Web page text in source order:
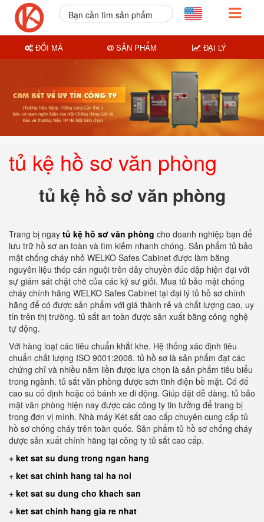
tủ kệ hồ sơ văn phòng
tủ kệ hồ sơ văn phòng
Trang bị ngay tủ kệ hồ sơ văn phòng cho doanh nghiệp bạn để
lưu trữ hồ sơ an toàn và tìm kiếm nhanh chóng. Sản phẩm tủ bảo
mật chống cháy nhỏ WELKO Safes Cabinet được làm bằng
nguyên liệu thép cán nguội trên dây chuyền đúc dập hiện đại với
sự giám sát chặt chẽ của các kỹ sư giỏi. Mua tủ bảo mật chống
cháy chính hãng WELKO Safes Cabinet tại đại lý tủ hồ sơ chính
hãng để có được sản phẩm với giá thành rẻ và chất lượng cao, uy
tín trên thị trường. tủ sắt an toàn được sản xuất bằng công nghệ
tự động.
Với hàng loạt các tiêu chuẩn khắt khe. Hệ thống xác định tiêu
chuẩn chất lượng ISO 9001:2008. tủ hồ sơ là sản phẩm đạt các
chứng chỉ và nhiều năm liền được lựa chọn là sản phẩm tiêu biểu
trong ngành. tủ sắt văn phòng được sơn tĩnh điện bề mặt. Có đế
cao su cố định hoặc có bánh xe di động. Giúp đặt dễ dàng. tủ bảo
mật văn phòng hiện nay được các công ty tin tưởng để trang bị
trong đơn vị mình. Nhà máy Két sắt cao cấp chuyên cung cấp tủ
hồ sơ chống cháy trên toàn quốc. Sản phẩm tủ hồ sơ chống cháy
được sản xuất chính hãng tại công ty tủ sắt cao cấp.
+ ket sat su dung trong ngan hang
+ ket sat chinh hang tai ha noi
+ ket sat su dung cho khach san
+ ket sat chinh hang gia re nhat
Bạn cần tìm sản phẩm
ĐỔI MÃ SẢN PHẨM ĐẠI LÝ